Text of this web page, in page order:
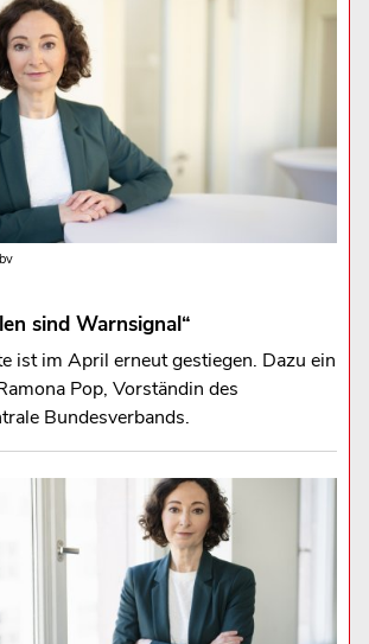
sind Warnsignal“
ist im April erneut gestiegen. Dazu ein
Pop, Vorständin des
Bundesverbands.